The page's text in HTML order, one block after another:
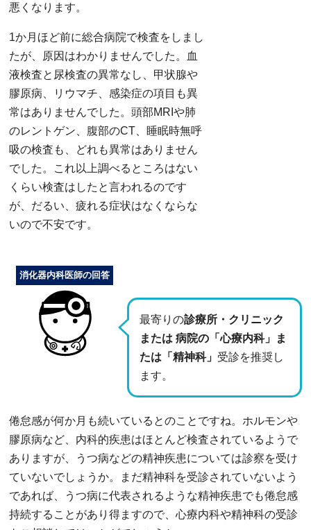
悪くなります。
1か月ほど前に総合病院で検査をしまし
たが、原因はわかりませんでした。血
液検査と尿検査の異常なし、甲状腺や
膠原病、リウマチ、感染症の項目も異
常はありませんでした。頭部MRIや肺
のレントゲン、腹部のCT、睡眠時無呼
吸の検査も、どれも異常はありません
でした。これ以上調べるところはない
くらい検査はしたと言われるのです
が、だるい、疲れる症状はなくならな
いので不安です。
最寄りの診療所・クリニック
または 病院の「心療内科」ま
たは「精神科」 受診を推奨し
ます。
消化器内科医師の回答
倦怠感が何か月も続いているとのことですね。ホルモンや
膠原病など、内科的疾患はほとんど検査されているようで
ありますが、うつ病などの精神疾患については診察を受け
ていないでしょうか。まだ精神科を受診されていないよう
であれば、うつ病に代表されるような精神疾患でも倦怠感
持続することがあり得ますので、心療内科や精神科の受診